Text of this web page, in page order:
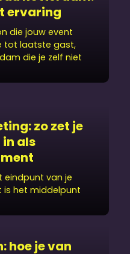
ervaring
die jouw event
tot laatste gast,
die je zelf niet
zo zet je
als
eindpunt van je
is het middelpunt
hoe je van